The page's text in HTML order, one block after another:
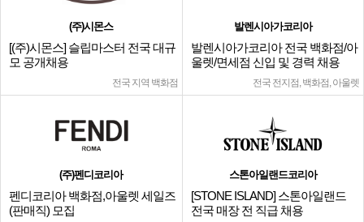
(주)시몬스
[(주)시몬스] 슬립마스터 전국 대규
모 공개채용
전국 지역 백화점
발렌시아가코리아
발렌시아가코리아 전국 백화점/아
울렛/면세점 신입 및 경력 채용
전국 전지점, 백화점, 아울렛
(주)펜디코리아
펜디코리아 백화점,아울렛 세일즈
(판매직) 모집
스톤아일랜드코리아
[STONE ISLAND] 스톤아일랜드
전국 매장 전 직급 채용